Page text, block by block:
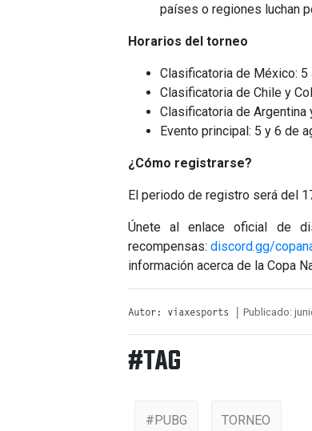
países o regiones luchan
Horarios del torneo
Clasificatoria de México: 5
Clasificatoria de Chile y
Clasificatoria de Argentina
Evento principal: 5 y 6 de
¿Cómo registrarse?
El periodo de registro será del
Únete al enlace oficial de
recompensas:discord.gg/
información acerca de la Copa
Autor: viaxesports | Publicado:
#TAG
#PUBG TORNEO